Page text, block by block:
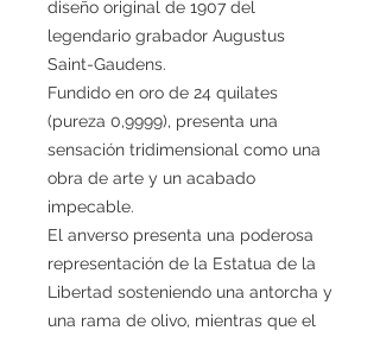
diseño original de 1907 del
legendario grabador Augustus
Saint-Gaudens.
Fundido en oro de 24 quilates
(pureza 0,9999), presenta una
sensación tridimensional como una
obra de arte y un acabado
impecable.
El anverso presenta una poderosa
representación de la Estatua de la
Libertad sosteniendo una antorcha y
una rama de olivo, mientras que el